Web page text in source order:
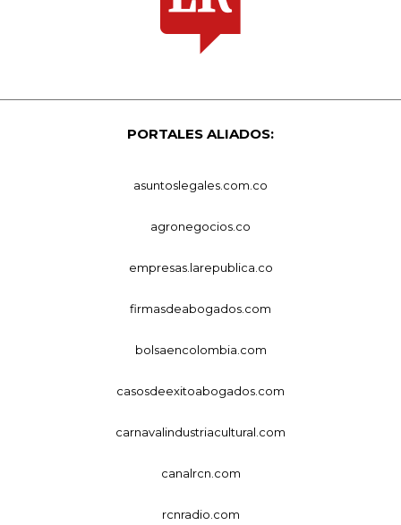
PORTALES ALIADOS:
asuntoslegales.com.co
agronegocios.co
empresas.larepublica.co
firmasdeabogados.com
bolsaencolombia.com
casosdeexitoabogados.com
carnavalindustriacultural.com
canalrcn.com
rcnradio.com